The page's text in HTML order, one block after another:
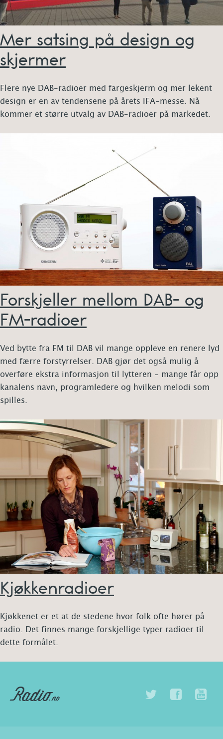
Mer satsing på design og
skjermer
Flere nye DAB-radioer med fargeskjerm og mer lekent
design er en av tendensene på årets IFA-messe. Nå
kommer et større utvalg av DAB-radioer på markedet.
Forskjeller mellom DAB- og
FM-radioer
Ved bytte fra FM til DAB vil mange oppleve en renere lyd
med færre forstyrrelser. DAB gjør det også mulig å
overføre ekstra informasjon til lytteren - mange får opp
kanalens navn, programledere og hvilken melodi som
spilles.
Kjøkkenradioer
Kjøkkenet er et at de stedene hvor folk ofte hører på
radio. Det finnes mange forskjellige typer radioer til
dette formålet.